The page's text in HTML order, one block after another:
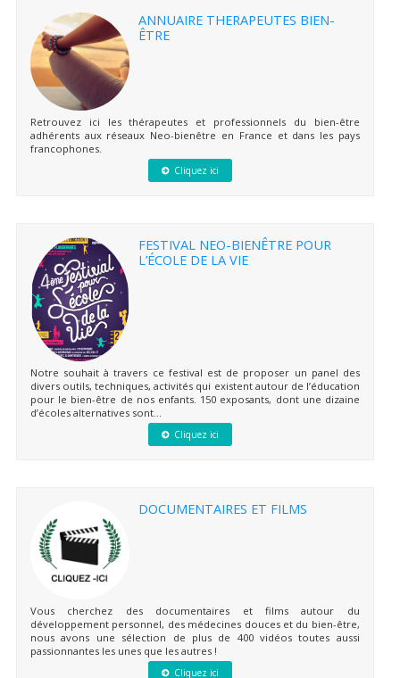
ANNUAIRE THERAPEUTES BIEN-
ÊTRE
Retrouvez ici les thérapeutes et professionnels du bien-être
adhérents aux réseaux Neo-bienêtre en France et dans les pays
francophones.
Cliquez ici
FESTIVAL NEO-BIENÊTRE POUR
L’ÉCOLE DE LA VIE
Notre souhait à travers ce festival est de proposer un panel des
divers outils, techniques, activités qui existent autour de l’éducation
pour le bien-être de nos enfants. 150 exposants, dont une dizaine
d’écoles alternatives sont...
Cliquez ici
DOCUMENTAIRES ET FILMS
Vous cherchez des documentaires et films autour du
développement personnel, des médecines douces et du bien-être,
nous avons une sélection de plus de 400 vidéos toutes aussi
passionnantes les unes que les autres !
Cliquez ici